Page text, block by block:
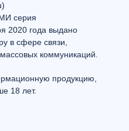
серия
2020 года выдано
в сфере связи,
коммуникаций.
продукцию,
18 лет.